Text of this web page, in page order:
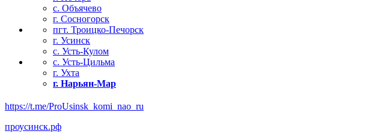
с. Объячево
г. Сосногорск
пгт. Троицко-Печорск
г. Усинск
с. Усть-Кулом
с. Усть-Цильма
г. Ухта
г. Нарьян-Мар
https://t.me/ProUsinsk_komi_nao_ru
проусинск.рф